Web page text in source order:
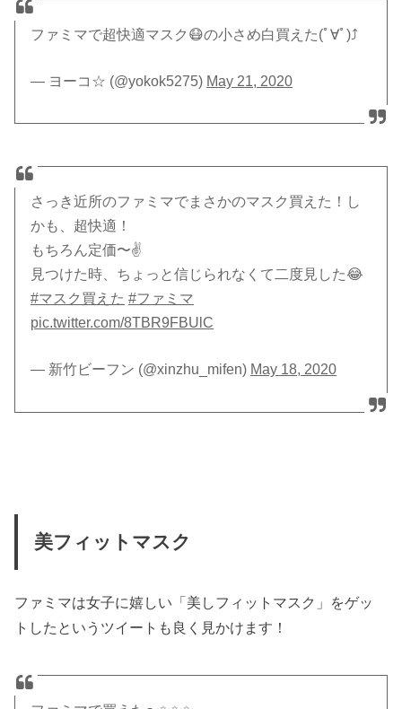
ファミマで超快適マスク😷の小さめ白買えた(ﾟ∀ﾟ)⤴️
— ヨーコ☆ (@yokok5275) May 21, 2020
さっき近所のファミマでまさかのマスク買えた！し
かも、超快適！
もちろん定価〜✌️
見つけた時、ちょっと信じられなくて二度見した😂
#マスク買えた #ファミマ
pic.twitter.com/8TBR9FBUlC
— 新竹ビーフン (@xinzhu_mifen) May 18, 2020
美フィットマスク
ファミマは女子に嬉しい「美しフィットマスク」をゲッ
トしたというツイートも良く見かけます！